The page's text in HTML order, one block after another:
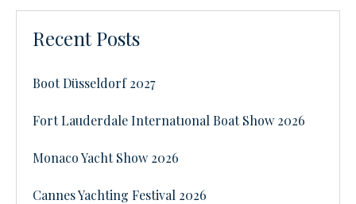
Recent Posts
Boot Düsseldorf 2027
Fort Lauderdale Internatıonal Boat Show 2026
Monaco Yacht Show 2026
Cannes Yachting Festival 2026